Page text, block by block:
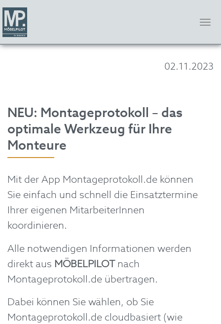
02.11.2023
NEU: Montageprotokoll – das
optimale Werkzeug für Ihre
Monteure
Mit der App Montageprotokoll.de können
Sie einfach und schnell die Einsatztermine
Ihrer eigenen MitarbeiterInnen
koordinieren.
Alle notwendigen Informationen werden
direkt aus MÖBELPILOT
nach
Montageprotokoll.de übertragen.
Dabei können Sie wählen, ob Sie
Montageprotokoll.de cloudbasiert (wie